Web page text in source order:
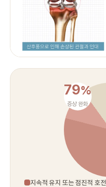
79%
증상 완화
지속적 유지 또는 점진적 호전